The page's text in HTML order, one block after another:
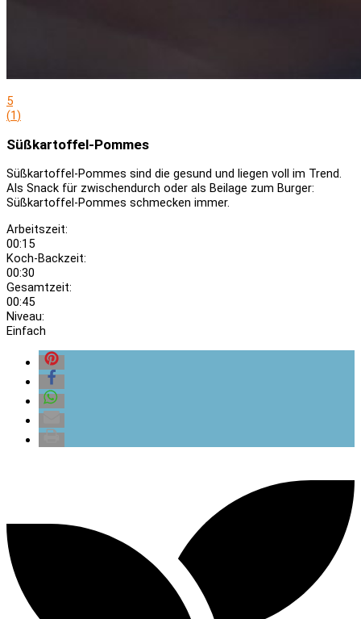
5
(1)
Süßkartoffel-Pommes
Süßkartoffel-Pommes sind die gesund und liegen voll im Trend.
Als Snack für zwischendurch oder als Beilage zum Burger:
Süßkartoffel-Pommes schmecken immer.
Arbeitszeit:
00:15
Koch-Backzeit:
00:30
Gesamtzeit:
00:45
Niveau:
Einfach